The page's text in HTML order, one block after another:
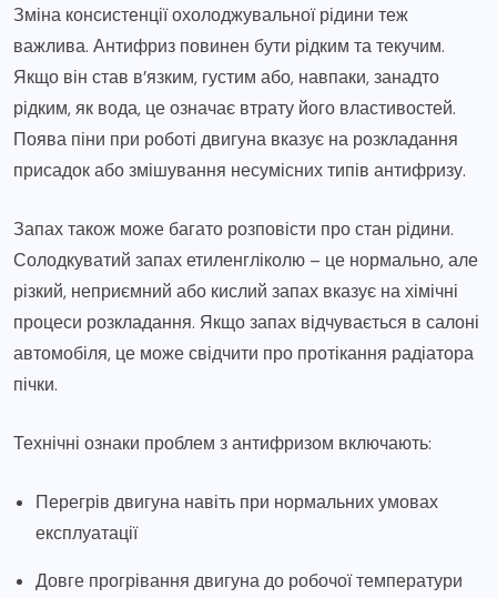
Зміна консистенції охолоджувальної рідини теж
важлива. Антифриз повинен бути рідким та текучим.
Якщо він став в’язким, густим або, навпаки, занадто
рідким, як вода, це означає втрату його властивостей.
Поява піни при роботі двигуна вказує на розкладання
присадок або змішування несумісних типів антифризу.
Запах також може багато розповісти про стан рідини.
Солодкуватий запах етиленгліколю – це нормально, але
різкий, неприємний або кислий запах вказує на хімічні
процеси розкладання. Якщо запах відчувається в салоні
автомобіля, це може свідчити про протікання радіатора
пічки.
Технічні ознаки проблем з антифризом включають:
Перегрів двигуна навіть при нормальних умовах
експлуатації
Довге прогрівання двигуна до робочої температури